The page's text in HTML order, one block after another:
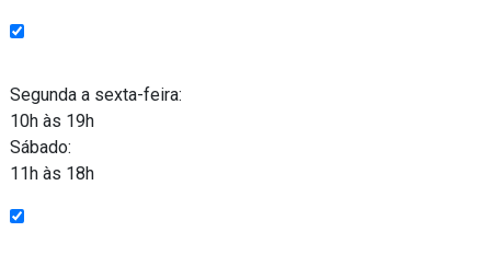
Segunda a sexta-feira:
10h às 19h
Sábado:
11h às 18h